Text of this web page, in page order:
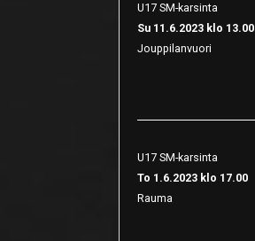
U17 SM-karsinta
Su 11.6.2023 klo 13.00
Jouppilanvuori
U17 SM-karsinta
To 1.6.2023 klo 17.00
Rauma